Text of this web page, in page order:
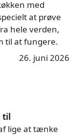
med
at prøve
hele verden,
til at fungere.
26. juni 2026
til
lige at tænke